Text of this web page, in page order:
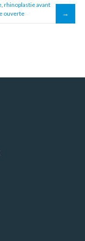
rhinoplastie avant
ouverte